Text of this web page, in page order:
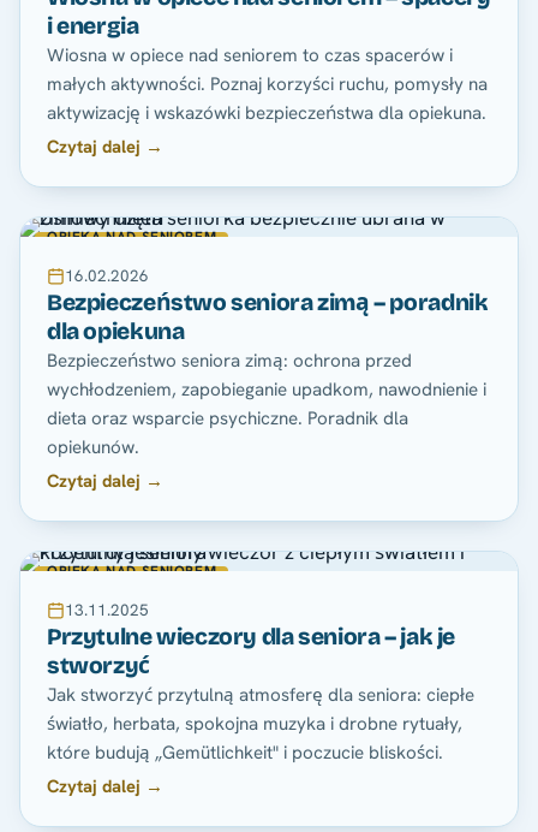
i energia
Wiosna w opiece nad seniorem to czas spacerów i
małych aktywności. Poznaj korzyści ruchu, pomysły na
aktywizację i wskazówki bezpieczeństwa dla opiekuna.
Czytaj dalej →
OPIEKA NAD SENIOREM
16.02.2026
Bezpieczeństwo seniora zimą – poradnik
dla opiekuna
Bezpieczeństwo seniora zimą: ochrona przed
wychłodzeniem, zapobieganie upadkom, nawodnienie i
dieta oraz wsparcie psychiczne. Poradnik dla
opiekunów.
Czytaj dalej →
OPIEKA NAD SENIOREM
13.11.2025
Przytulne wieczory dla seniora – jak je
stworzyć
Jak stworzyć przytulną atmosferę dla seniora: ciepłe
światło, herbata, spokojna muzyka i drobne rytuały,
które budują „Gemütlichkeit" i poczucie bliskości.
Czytaj dalej →